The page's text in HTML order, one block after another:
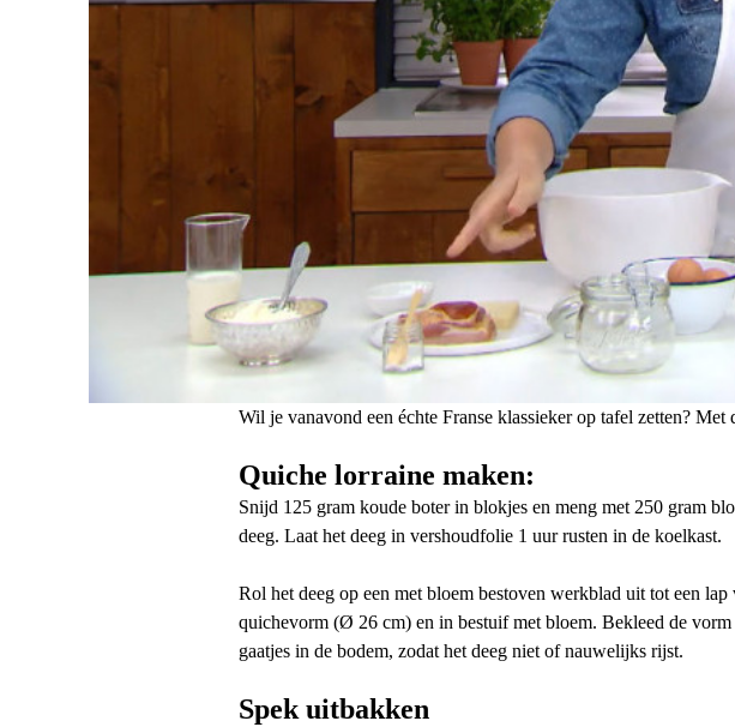
Wil je vanavond een échte Franse klassieker op tafel zetten?
Quiche lorraine maken:
Snijd 125 gram koude boter in blokjes en meng met 250 gram
deeg. Laat het deeg in vershoudfolie 1 uur rusten in de koelkast.
Rol het deeg op een met bloem bestoven werkblad uit tot een
quichevorm (Ø 26 cm) en in bestuif met bloem. Bekleed de
gaatjes in de bodem, zodat het deeg niet of nauwelijks rijst.
Spek uitbakken